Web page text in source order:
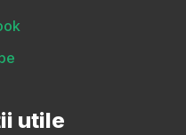
utile